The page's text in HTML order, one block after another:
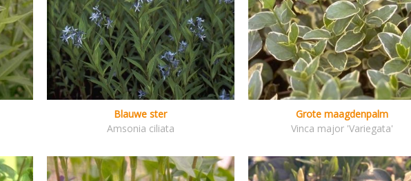
Blauwe ster
Amsonia ciliata
Grote maagdenpalm
Vinca major 'Variegata'